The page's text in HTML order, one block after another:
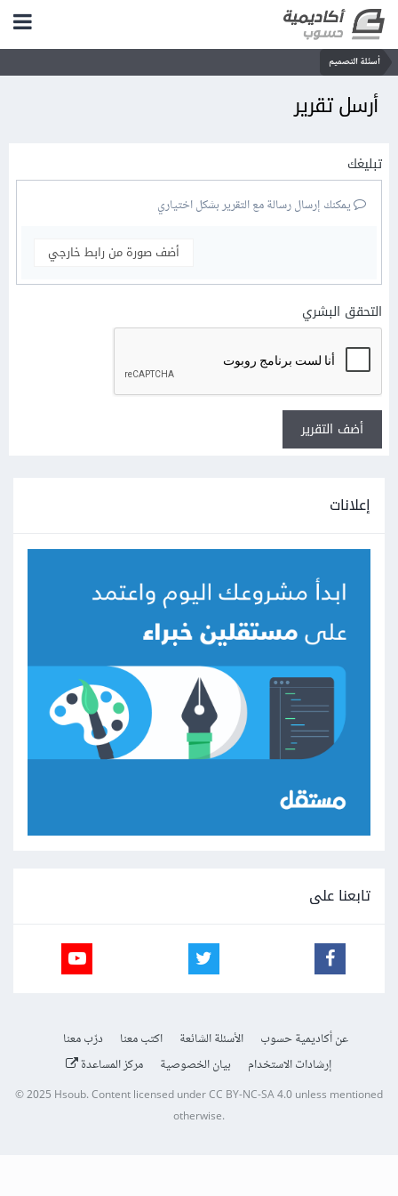
أسئلة التصميم
أرسل تقرير
تبليغك
يمكنك إرسال رسالة مع التقرير بشكل اختياري
أضف صورة من رابط خارجي
التحقق البشري
أضف التقرير
إعلانات
تابعنا على
عن أكاديمية حسوب الأسئلة الشائعة اكتب معنا
درّب معنا
إرشادات الاستخدام
بيان الخصوصية مركز المساعدة
© 2025 Hsoub.Content licensed underCC BY-NC-SA 4.0unless mentioned
otherwise.